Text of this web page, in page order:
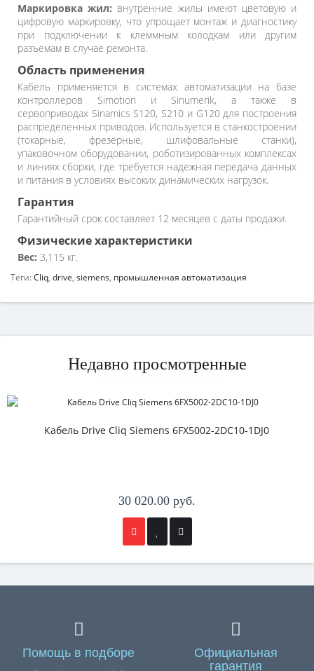
Маркировка жил: внутренние жилы имеют цветовую и
цифровую маркировку, что упрощает монтаж и диагностику
при подключении к клеммным колодкам или другим
разъемам в случае ремонта.
Область применения
Кабель применяется в системах автоматизации на базе
контроллеров Simotion и Sinumerik, а также в
сервоприводах Sinamics S120, S210 и G120 для построения
распределенных приводов. Используется в станкостроении
(токарные, фрезерные, шлифовальные станки),
упаковочном оборудовании, роботизированных комплексах
и линиях сборки, где требуется надежная передача данных
и питания в условиях высоких динамических нагрузок.
Гарантия
Гарантийный срок составляет 12 месяцев с даты продажи.
Физические характеристики
Вес: 3,115 кг.
Теги:Cliq, drive, siemens, промышленная автоматизация
Недавно просмотренные
Кабель Drive Cliq Siemens 6FX5002-2DC10-1DJ0
30 020.00 руб.
Помощь в подборе
Официальная
гарантия